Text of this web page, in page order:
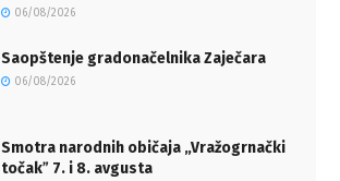
06/08/2026
Saopštenje gradonačelnika Zaječara
06/08/2026
Smotra narodnih običaja „Vražogrnački
točakˮ 7. i 8. avgusta